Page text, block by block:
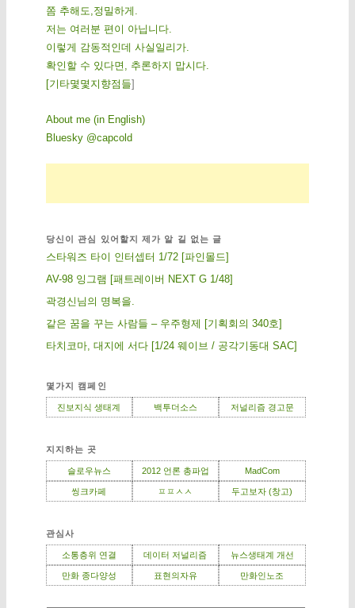
쫌 추해도,정밀하게.
저는 여러분 편이 아닙니다.
이렇게 감동적인데 사실일리가.
확인할 수 있다면, 추론하지 맙시다.
[기 타몇 몇 지 향점 들]
About me (in English)
Bluesky @capcold
당신이 관심 있어할지 제가 알 길 없는 글
스타워즈 타이 인터셉터 1/72 [파인몰드]
AV-98 잉그램 [패트레이버 NEXT G 1/48]
곽경신님의 명복을.
같은 꿈을 꾸는 사람들 – 우주형제 [기획회의 340호]
타치코마, 대지에 서다 [1/24 웨이브 / 공각기동대 SAC]
몇가지 캠페인
진보지식 생태계 백투더소스 저널리즘 경고문
지지하는 곳
슬로우뉴스 2012 언론 총파업 MadCom
씽크카페 ㅍㅍㅅㅅ 두고보자 (창고)
관심사
소통층위 연결 데이터 저널리즘 뉴스생태계 개선
만화 종다양성 표현의자유 만화인노조